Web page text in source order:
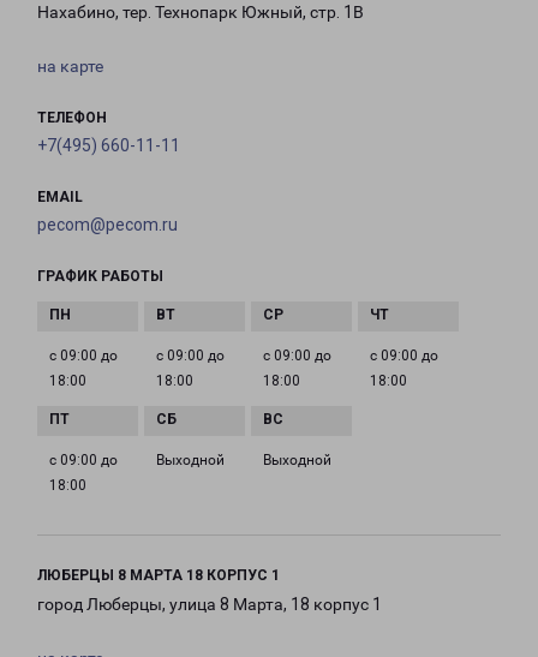
Нахабино, тер. Технопарк Южный, стр. 1В
на карте
ТЕЛЕФОН
+7(495) 660-11-11
EMAIL
pecom@pecom.ru
ГРАФИК РАБОТЫ
с 09:00 до
18:00
с 09:00 до
18:00
с 09:00 до
18:00
с 09:00 до
18:00
с 09:00 до
18:00
Выходной Выходной
ЛЮБЕРЦЫ 8 МАРТА 18 КОРПУС 1
город Люберцы, улица 8 Марта, 18 корпус 1